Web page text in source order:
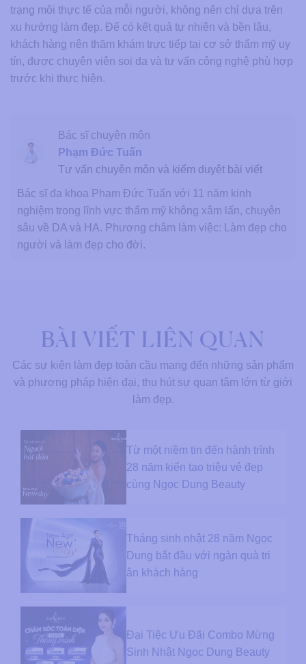
trạng môi thực tế của mỗi người, không nên chỉ dựa trên
xu hướng làm đẹp. Để có kết quả tự nhiên và bền lâu,
khách hàng nên thăm khám trực tiếp tại cơ sở thẩm mỹ uy
tín, được chuyên viên soi da và tư vấn công nghệ phù hợp
trước khi thực hiện.
Bác sĩ chuyên môn
Phạm Đức Tuấn
Tư vấn chuyên môn và kiểm duyệt bài viết
Bác sĩ đa khoa Phạm Đức Tuấn với 11 năm kinh
nghiệm trong lĩnh vực thẩm mỹ không xâm lấn, chuyên
sâu về DA và HA. Phương châm làm việc: Làm đẹp cho
người và làm đẹp cho đời.
BÀI VIẾT LIÊN QUAN
Các sự kiện làm đẹp toàn cầu mang đến những sản phẩm
và phương pháp hiện đại, thu hút sự quan tâm lớn từ giới
làm đẹp.
Từ một niềm tin đến hành trình
28 năm kiến tạo triệu vẻ đẹp
cùng Ngọc Dung Beauty
Tháng sinh nhật 28 năm Ngọc
Dung bắt đầu với ngàn quà tri
ân khách hàng
Đại Tiệc Ưu Đãi Combo Mừng
Sinh Nhật Ngọc Dung Beauty